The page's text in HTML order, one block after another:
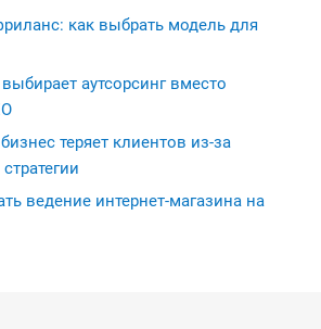
как выбрать модель для
аутсорсинг вместо
теряет клиентов из-за
ведение интернет-магазина на